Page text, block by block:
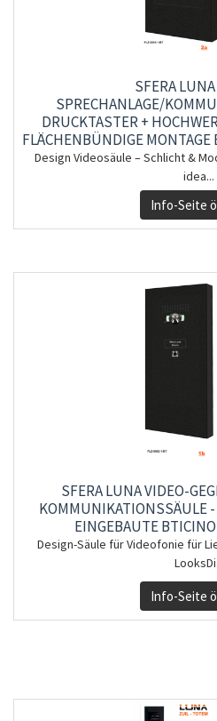
SFERA
SPRECHANLAGE/
DRUCKTASTER +
FLÄCHENBÜNDIGE
Design Videosäule – Schlicht &
idea...
Info-Seite
SFERA LUNA VIDEO-
KOMMUNIKATIONSSÄULE
EINGEBAUTE
Design-Säule für Videofonie für
Info-Seite